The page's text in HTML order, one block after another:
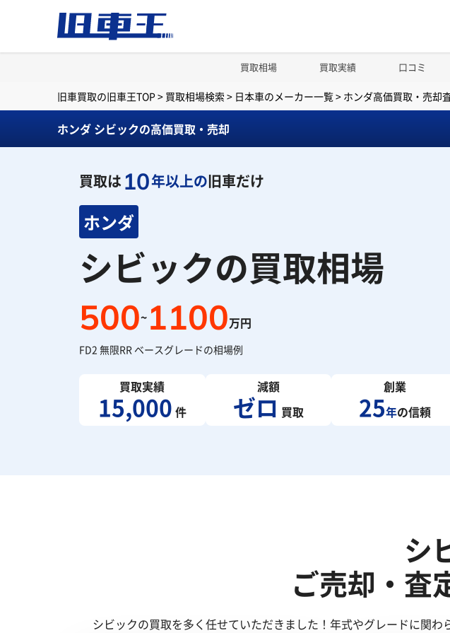
買取相場 買取実績 口コミ
旧車買取の旧車王TOP > 買取相場検索 > 日本車のメーカー一覧> ホンダ高価買取・売却
ホンダ シビックの高価買取・売却
買取は10年以上の旧車だけ
ホンダ
シビックの買取相場
500~ 1100万円
FD2 無限RR ベースグレードの相場例
買取実績
15,000 件
減額
ゼロ 買取
創業
25年の信頼
シ
ご売却・査
シビックの買取を多く任せていただきました！年式やグレードに関わ